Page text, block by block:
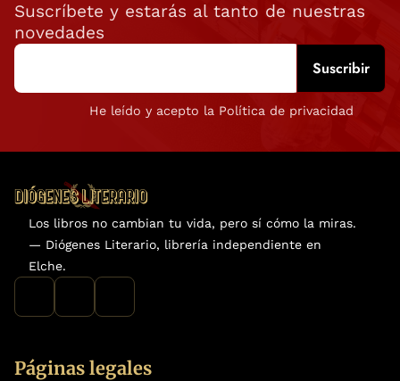
Suscríbete y estarás al tanto de nuestras
novedades
He leído y acepto la Política de privacidad
Los libros no cambian tu vida, pero sí cómo la miras.
— Diógenes Literario, librería independiente en
Elche.
Páginas legales